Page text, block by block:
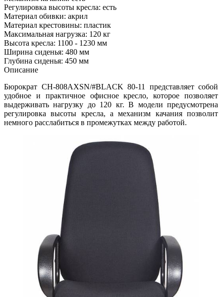
Регулировка высоты кресла: есть
Материал обивки: акрил
Материал крестовины: пластик
Максимальная нагрузка: 120 кг
Высота кресла: 1100 - 1230 мм
Ширина сиденья: 480 мм
Глубина сиденья: 450 мм
Описание
Бюрократ CH-808AXSN/#BLACK 80-11 представляет собой
удобное и практичное офисное кресло, которое позволяет
выдерживать нагрузку до 120 кг. В модели предусмотрена
регулировка высоты кресла, а механизм качания позволит
немного расслабиться в промежутках между работой.